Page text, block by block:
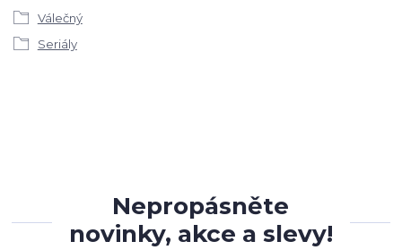
Válečný
Seriály
Nepropásněte
novinky, akce a slevy!